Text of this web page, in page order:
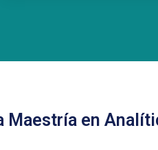
Maestría en